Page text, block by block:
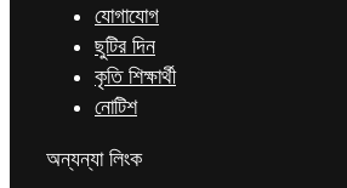
যোগাযোগ
ছুটির দিন
কৃতি শিক্ষার্থী
নোটিশ
অন্যন্যা লিংক